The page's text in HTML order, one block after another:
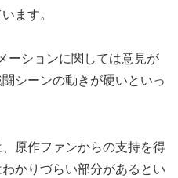
ます。
ーションに関しては意見が
シーンの動きが硬いといっ
原作ファンからの支持を得
かりづらい部分があるとい